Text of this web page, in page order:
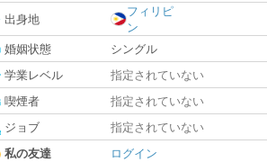
出身地
フィリピ
ン
婚姻状態
シングル
学業レベル
指定されていない
喫煙者
指定されていない
ジョブ
指定されていない
私の友達
ログイン